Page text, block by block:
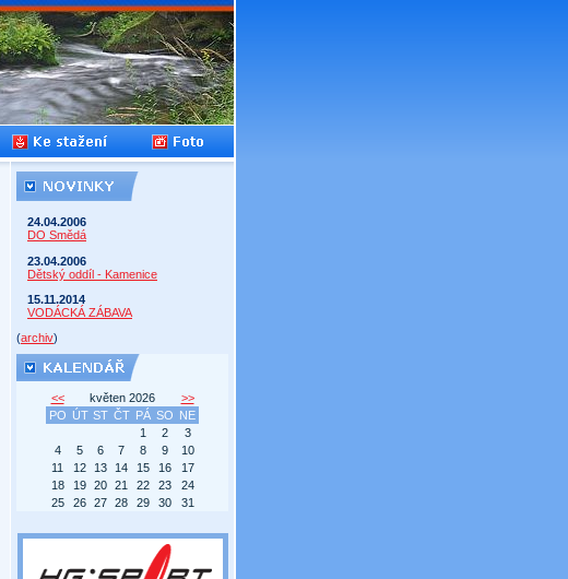
24.04.2006
DO Smědá
23.04.2006
Dětský oddíl - Kamenice
15.11.2014
VODÁCKÁ ZÁBAVA
(archiv)
<< květen 2026
>>
PO
ÚT ST ČT PÁ SO NE
1
2
3
4
5 6 7 8 9
10
11
12 13 14 15 16
17
18
19 20 21 22 23
24
25
26 27 28 29 30 31